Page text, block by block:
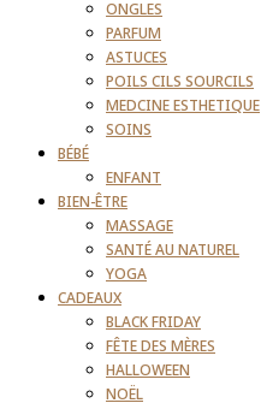
ONGLES
PARFUM
ASTUCES
POILS CILS SOURCILS
MEDCINE ESTHETIQUE
SOINS
BÉBÉ
ENFANT
BIEN-ÊTRE
MASSAGE
SANTÉ AU NATUREL
YOGA
CADEAUX
BLACK FRIDAY
FÊTE DES MÈRES
HALLOWEEN
NOËL